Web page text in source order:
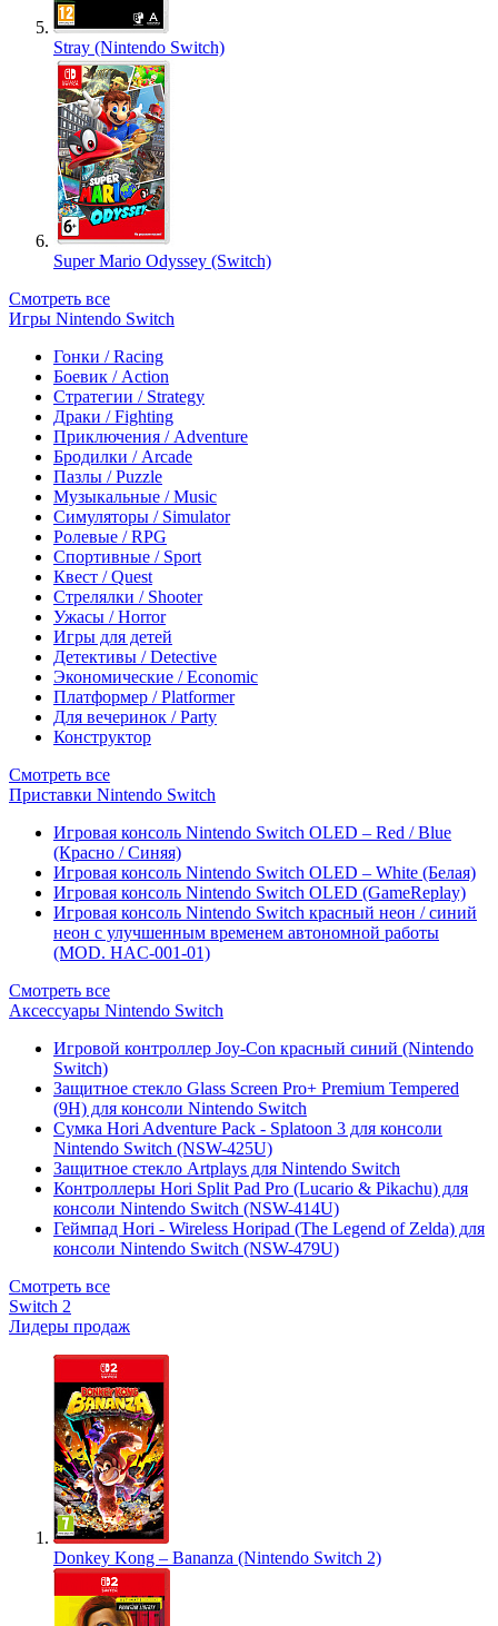
Stray (Nintendo Switch)
Super Mario Odyssey (Switch)
Смотреть все
Игры Nintendo Switch
Гонки / Racing
Боевик / Action
Стратегии / Strategy
Драки / Fighting
Приключения / Adventure
Бродилки / Arcade
Пазлы / Puzzle
Музыкальные / Music
Симуляторы / Simulator
Ролевые / RPG
Спортивные / Sport
Квест / Quest
Стрелялки / Shooter
Ужасы / Horror
Игры для детей
Детективы / Detective
Экономические / Economic
Платформер / Platformer
Для вечеринок / Party
Конструктор
Смотреть все
Приставки Nintendo Switch
Игровая консоль Nintendo Switch OLED – Red / Blue
(Красно / Синяя)
Игровая консоль Nintendo Switch OLED – White (Белая)
Игровая консоль Nintendo Switch OLED (GameReplay)
Игровая консоль Nintendo Switch красный неон / синий
неон с улучшенным временем автономной работы
(MOD. HAC-001-01)
Смотреть все
Аксессуары Nintendo Switch
Игровой контроллер Joy-Con красный синий (Nintendo
Switch)
Защитное стекло Glass Screen Pro+ Premium Tempered
(9H) для консоли Nintendo Switch
Сумка Hori Adventure Pack - Splatoon 3 для консоли
Nintendo Switch (NSW-425U)
Защитное стекло Artplays для Nintendo Switch
Контроллеры Hori Split Pad Pro (Lucario & Pikachu) для
консоли Nintendo Switch (NSW-414U)
Геймпад Hori - Wireless Horipad (The Legend of Zelda) для
консоли Nintendo Switch (NSW-479U)
Смотреть все
Switch 2
Лидеры продаж
Donkey Kong – Bananza (Nintendo Switch 2)